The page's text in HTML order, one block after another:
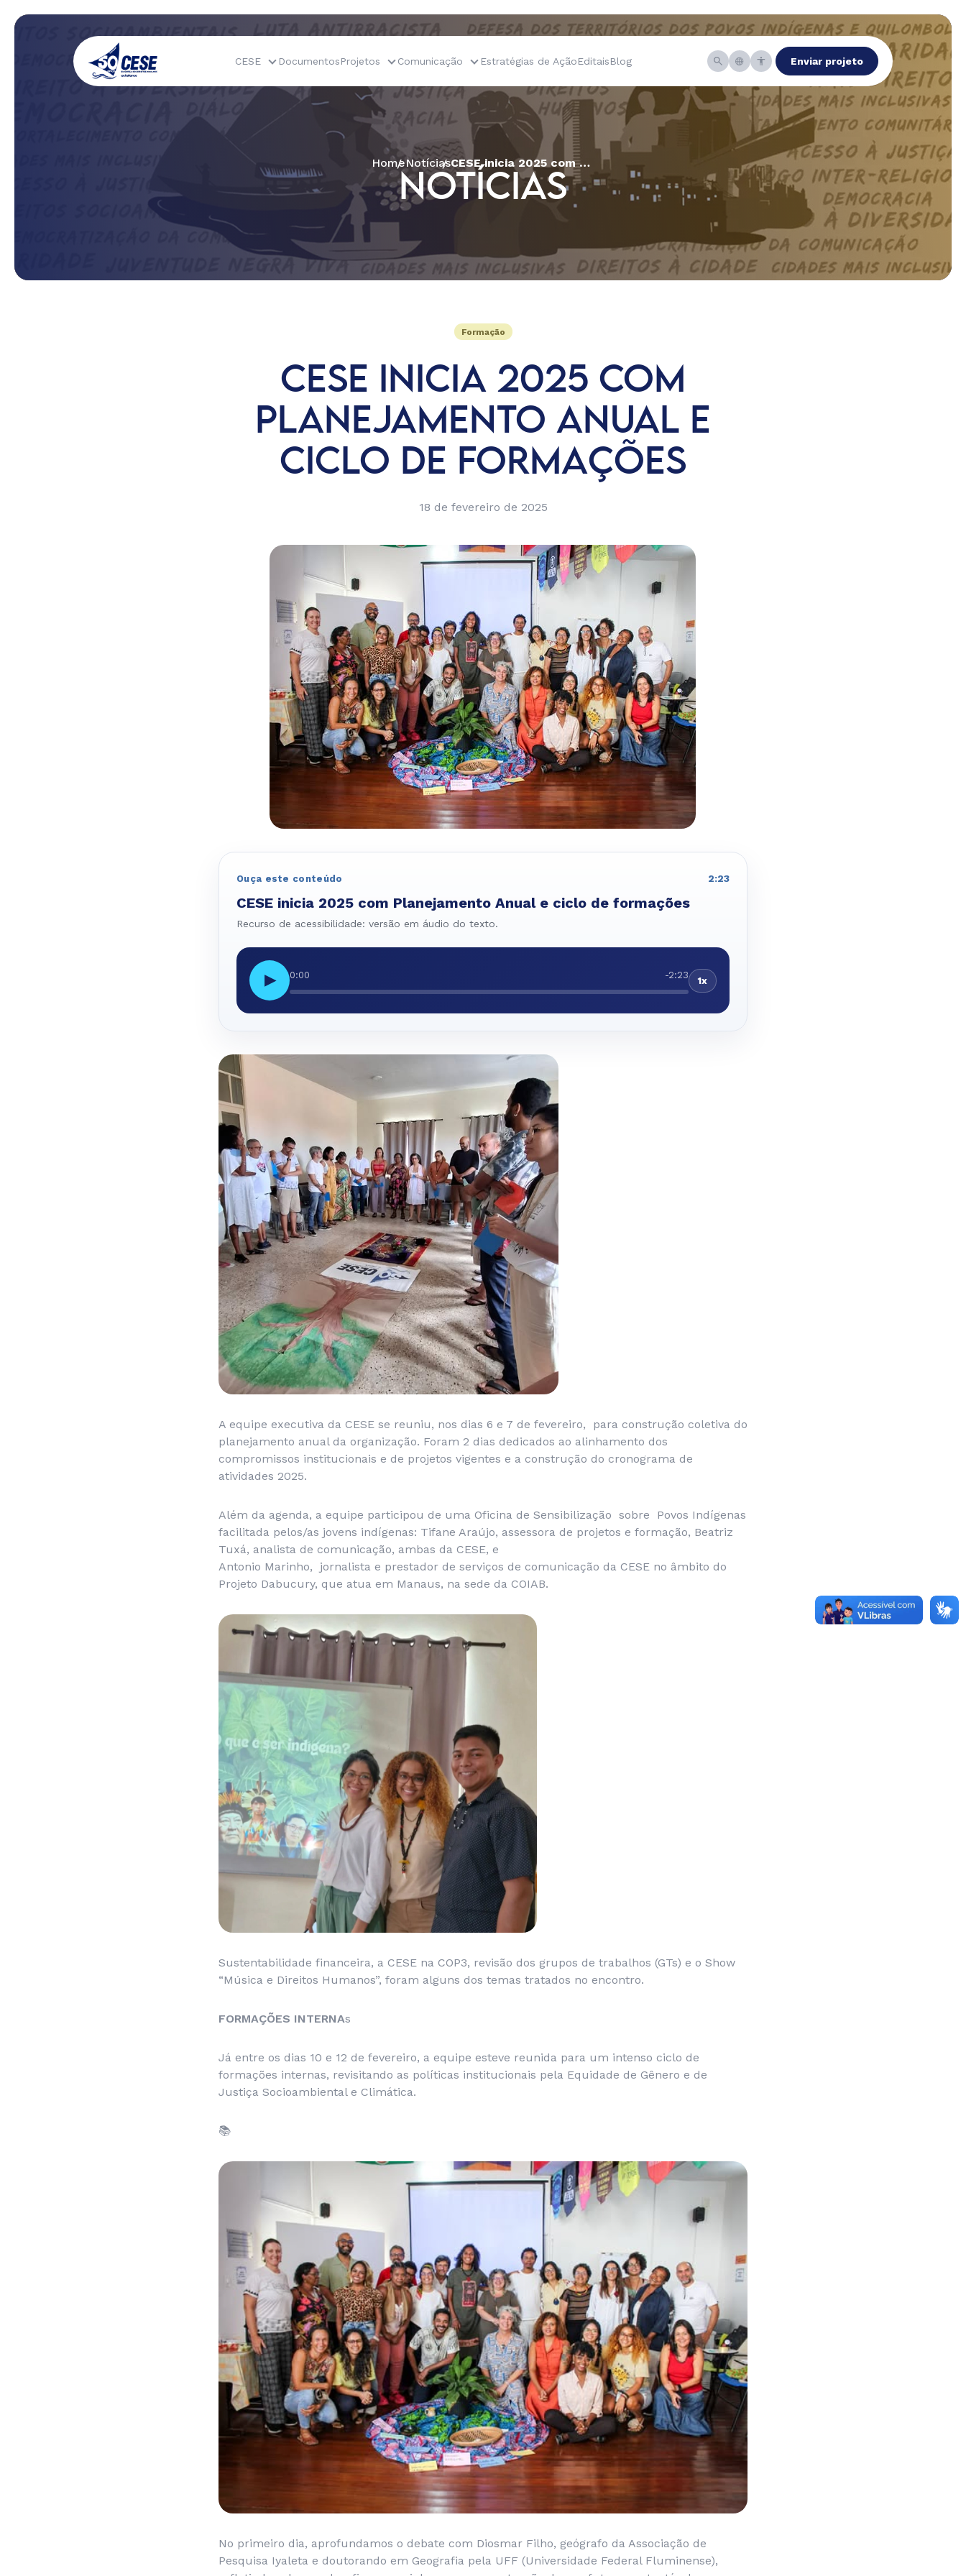
CESE DocumentosProjetos Comunicação Estratégias de AçãoEditaisBlog Enviar projeto
HomeNotícias CESE inicia 2025 com Planejamento Anual e ciclo de formações
NOTÍCIAS
Formação
CESE INICIA 2025 COM
PLANEJAMENTO ANUAL E
CICLO DE FORMAÇÕES
18 de fevereiro de 2025
Ouça este conteúdo
CESE inicia 2025 com Planejamento Anual e ciclo de formações
Recurso de acessibilidade: versão em áudio do texto.
2:23
▶ 0:00 -2:23 1x
A equipe executiva da CESE se reuniu, nos dias 6 e 7 de fevereiro, para construção coletiva do
planejamento anual da organização. Foram 2 dias dedicados ao alinhamento dos
compromissos institucionais e de projetos vigentes e a construção do cronograma de
atividades 2025.
Além da agenda, a equipe participou de uma Oficina de Sensibilização sobre Povos Indígenas
facilitada pelos/as jovens indígenas: Tifane Araújo, assessora de projetos e formação, Beatriz
Tuxá, analista de comunicação, ambas da CESE, e
Antonio Marinho, jornalista e prestador de serviços de comunicação da CESE no âmbito do
Projeto Dabucury, que atua em Manaus, na sede da COIAB.
Sustentabilidade financeira, a CESE na COP3, revisão dos grupos de trabalhos (GTs) e o Show
“Música e Direitos Humanos”, foram alguns dos temas tratados no encontro.
FORMAÇÕES INTERNAs
Já entre os dias 10 e 12 de fevereiro, a equipe esteve reunida para um intenso ciclo de
formações internas, revisitando as políticas institucionais pela Equidade de Gênero e de
Justiça Socioambiental e Climática.
📚
No primeiro dia, aprofundamos o debate com Diosmar Filho, geógrafo da Associação de
Pesquisa Iyaleta e doutorando em Geografia pela UFF (Universidade Federal Fluminense),